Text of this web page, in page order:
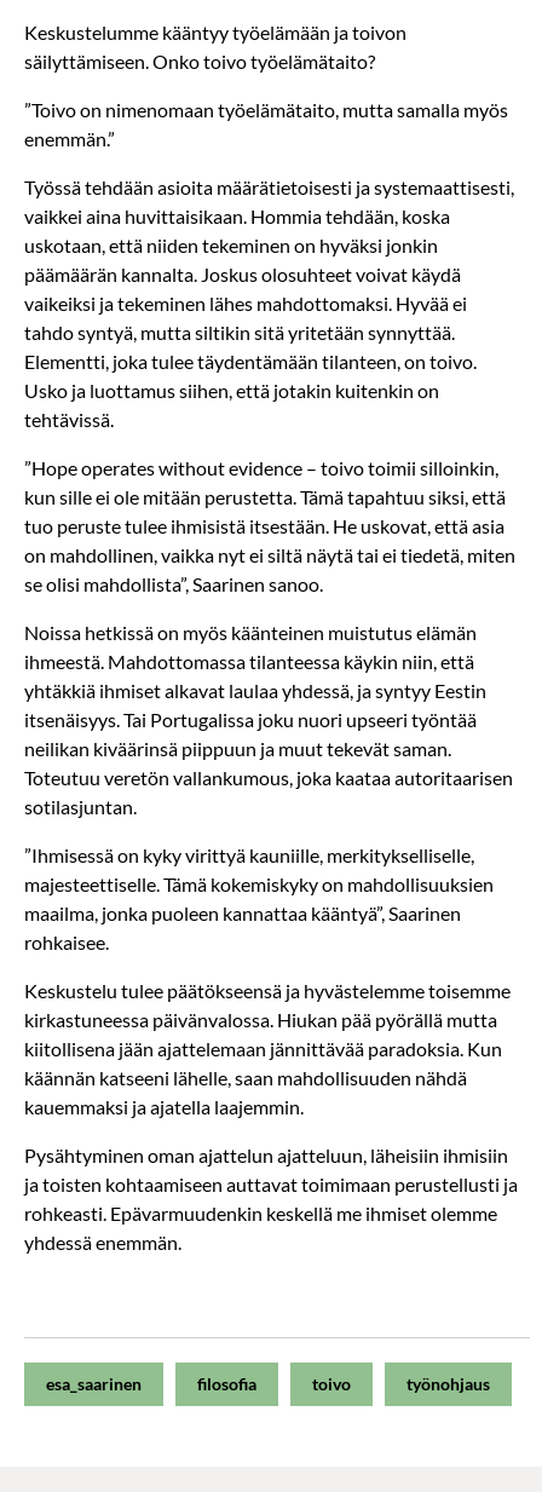
Keskustelumme kääntyy työelämään ja toivon
säilyttämiseen. Onko toivo työelämätaito?
”Toivo on nimenomaan työelämätaito, mutta samalla myös
enemmän.”
Työssä tehdään asioita määrätietoisesti ja systemaattisesti,
vaikkei aina huvittaisikaan. Hommia tehdään, koska
uskotaan, että niiden tekeminen on hyväksi jonkin
päämäärän kannalta. Joskus olosuhteet voivat käydä
vaikeiksi ja tekeminen lähes mahdottomaksi. Hyvää ei
tahdo syntyä, mutta siltikin sitä yritetään synnyttää.
Elementti, joka tulee täydentämään tilanteen, on toivo.
Usko ja luottamus siihen, että jotakin kuitenkin on
tehtävissä.
”Hope operates without evidence – toivo toimii silloinkin,
kun sille ei ole mitään perustetta. Tämä tapahtuu siksi, että
tuo peruste tulee ihmisistä itsestään. He uskovat, että asia
on mahdollinen, vaikka nyt ei siltä näytä tai ei tiedetä, miten
se olisi mahdollista”, Saarinen sanoo.
Noissa hetkissä on myös käänteinen muistutus elämän
ihmeestä. Mahdottomassa tilanteessa käykin niin, että
yhtäkkiä ihmiset alkavat laulaa yhdessä, ja syntyy Eestin
itsenäisyys. Tai Portugalissa joku nuori upseeri työntää
neilikan kiväärinsä piippuun ja muut tekevät saman.
Toteutuu veretön vallankumous, joka kaataa autoritaarisen
sotilasjuntan.
”Ihmisessä on kyky virittyä kauniille, merkitykselliselle,
majesteettiselle. Tämä kokemiskyky on mahdollisuuksien
maailma, jonka puoleen kannattaa kääntyä”, Saarinen
rohkaisee.
Keskustelu tulee päätökseensä ja hyvästelemme toisemme
kirkastuneessa päivänvalossa. Hiukan pää pyörällä mutta
kiitollisena jään ajattelemaan jännittävää paradoksia. Kun
käännän katseeni lähelle, saan mahdollisuuden nähdä
kauemmaksi ja ajatella laajemmin.
Pysähtyminen oman ajattelun ajatteluun, läheisiin ihmisiin
ja toisten kohtaamiseen auttavat toimimaan perustellusti ja
rohkeasti. Epävarmuudenkin keskellä me ihmiset olemme
yhdessä enemmän.
esa_saarinen filosofia toivo työnohjaus